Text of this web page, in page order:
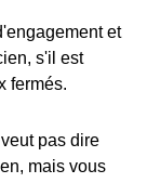
et
s'il est
fermés.
pas dire
mais vous